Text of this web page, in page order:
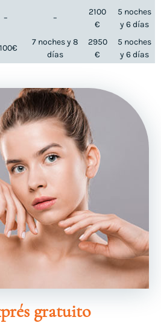
– –
2100
€
5 noches
y 6 días
7 noches y 8
días
2950
€
5 noches
y 6 días
gratuito